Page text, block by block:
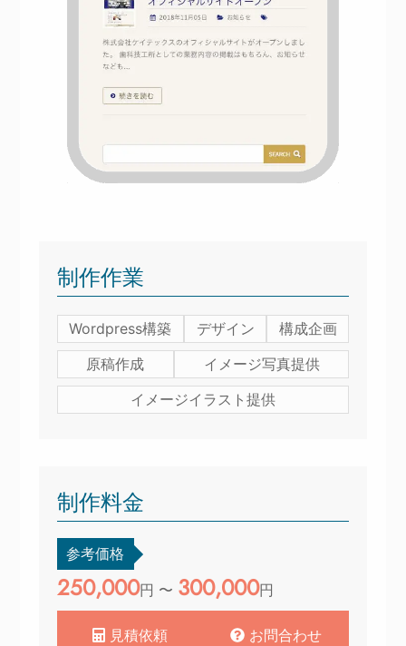
制作作業
Wordpress構築 デザイン
構成企画
原稿作成
イメージ写真提供
イメージイラスト提供
制作料金
参考価格
250,000円 〜 300,000円
見積依頼 お問合わせ